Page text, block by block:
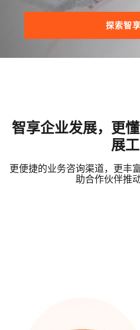
探索智
智享企业发展，更
展
更便捷的业务咨询渠道，更丰
助合作伙伴推